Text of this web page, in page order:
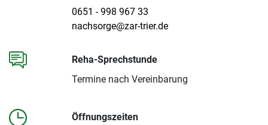
Reha-Sprechstunde
Termine nach Vereinbarung
Öffnungszeiten
0651 - 998 967 33
nachsorge@zar-trier.de